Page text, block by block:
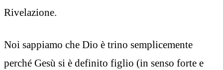
Rivelazione.
Noi sappiamo che Dio è trino semplicemente
perché Gesù si è definito figlio (in senso forte e